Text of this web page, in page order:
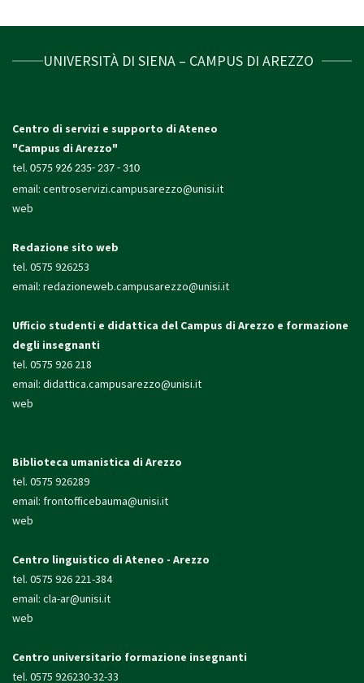
UNIVERSITÀ DI SIENA – CAMPUS DI AREZZO
Centro di servizi e supporto di Ateneo
"Campus di Arezzo"
tel. 0575 926 235- 237 - 310
email: centroservizi.campusarezzo@unisi.it
web
Redazione sito web
tel. 0575 926253
email: redazioneweb.campusarezzo@unisi.it
Ufficio studenti e didattica del Campus di Arezzo e formazione
degli insegnanti
tel. 0575 926 218
email: didattica.campusarezzo@unisi.it
web
Biblioteca umanistica di Arezzo
tel. 0575 926289
email: frontofficebauma@unisi.it
web
Centro linguistico di Ateneo - Arezzo
tel. 0575 926 221-384
email: cla-ar@unisi.it
web
Centro universitario formazione insegnanti
tel. 0575 926230-32-33